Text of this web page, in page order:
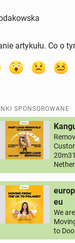
artykułu. Co o
SPONSOROWANE
eu
We
to